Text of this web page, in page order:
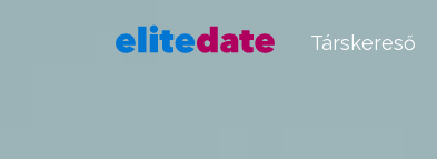
Társkereső